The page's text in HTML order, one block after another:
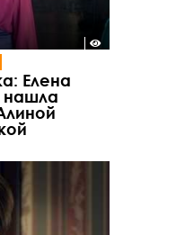
Елена